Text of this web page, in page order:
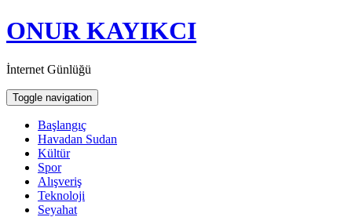
ONUR KAYIKCI
İnternet Günlüğü
Toggle navigation
Başlangıç
Havadan Sudan
Kültür
Spor
Alışveriş
Teknoloji
Seyahat